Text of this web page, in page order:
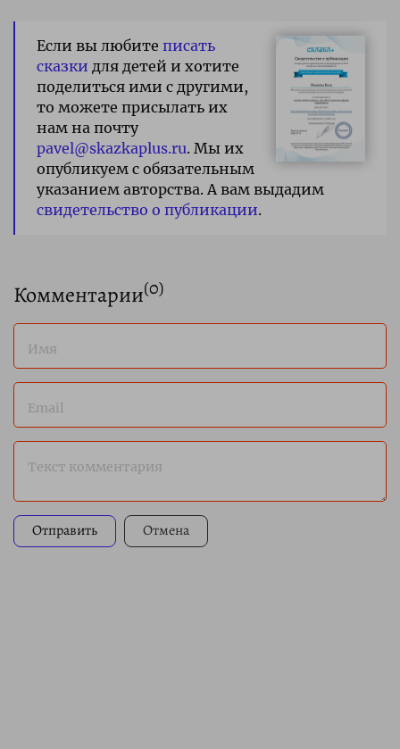
Если вы любите писать
сказки для детей и хотите
поделиться ими с другими,
то можете присылать их
нам на почту
pavel@skazkaplus.ru. Мы их
опубликуем с обязательным
указанием авторства. А вам выдадим
свидетельство о публикации.
Комментарии(0)
Имя
Email
Текст комментария
Отправить Отмена